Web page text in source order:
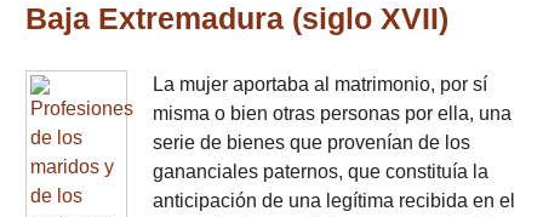
Baja Extremadura (siglo XVII)
La mujer aportaba al matrimonio, por sí
misma o bien otras personas por ella, una
serie de bienes que provenían de los
gananciales paternos, que constituía la
anticipación de una legítima recibida en el